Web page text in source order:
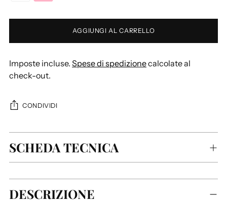
AGGIUNGI AL CARRELLO
Imposte incluse. Spese di spedizionecalcolate al
check-out.
CONDIVIDI
SCHEDA TECNICA
un
DESCRIZIONE